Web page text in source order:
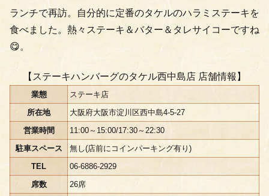
ランチで再訪。自分的に定番のタケルのハラミステーキを
食べました。熱々ステーキ＆バター＆タレサイコーですね
😋。
【ステーキハンバーグのタケル西中島店 店舗情報】
業態
ステーキ店
所在地
大阪府大阪市淀川区西中島4-5-27
営業時間
11:00～15:00/17:30～22:30
駐車スペース
無し(店前にコインパーキング有り)
TEL
06-6886-2929
席数
26席